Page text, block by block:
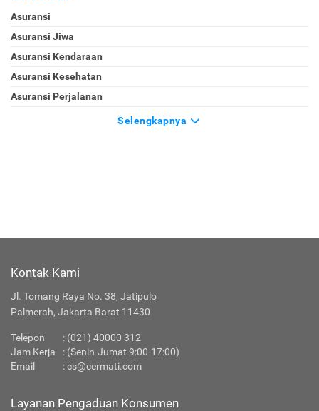
Asuransi
Asuransi Jiwa
Asuransi Kendaraan
Asuransi Kesehatan
Asuransi Perjalanan
Selengkapnya
Kontak Kami
Jl. Tomang Raya No. 38, Jatipulo
Palmerah, Jakarta Barat 11430
Telepon : (021) 40000 312
Jam Kerja
: (Senin-Jumat 9:00-17:00)
Email
:cs@cermati.com
Layanan Pengaduan Konsumen